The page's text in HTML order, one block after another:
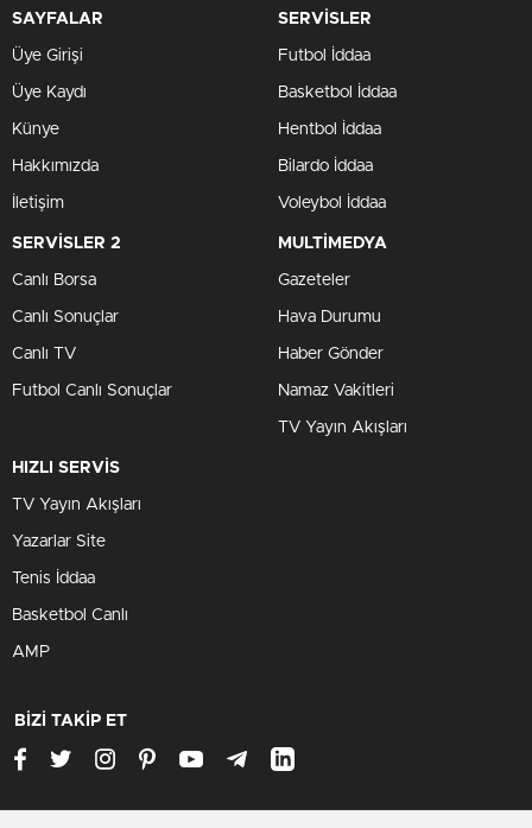
SAYFALAR
Üye Girişi
Üye Kaydı
Künye
Hakkımızda
İletişim
SERVİSLER
Futbol İddaa
Basketbol İddaa
Hentbol İddaa
Bilardo İddaa
Voleybol İddaa
SERVİSLER 2
Canlı Borsa
Canlı Sonuçlar
Canlı TV
Futbol Canlı Sonuçlar
MULTİMEDYA
Gazeteler
Hava Durumu
Haber Gönder
Namaz Vakitleri
TV Yayın Akışları
HIZLI SERVİS
TV Yayın Akışları
Yazarlar Site
Tenis İddaa
Basketbol Canlı
AMP
BİZİ TAKİP ET